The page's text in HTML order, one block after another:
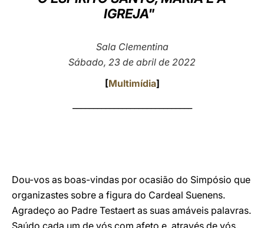
IGREJA"
Sala Clementina
Sábado, 23 de abril de 2022
[Multimídia]
Dou-vos as boas-vindas por ocasião do Simpósio que
organizastes sobre a figura do Cardeal Suenens.
Agradeço ao Padre Testaert as suas amáveis palavras.
Saúdo cada um de vós com afeto e, através de vós,